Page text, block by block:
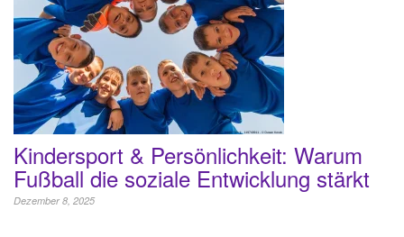
Kindersport & Persönlichkeit: Warum
Fußball die soziale Entwicklung stärkt
Dezember 8, 2025